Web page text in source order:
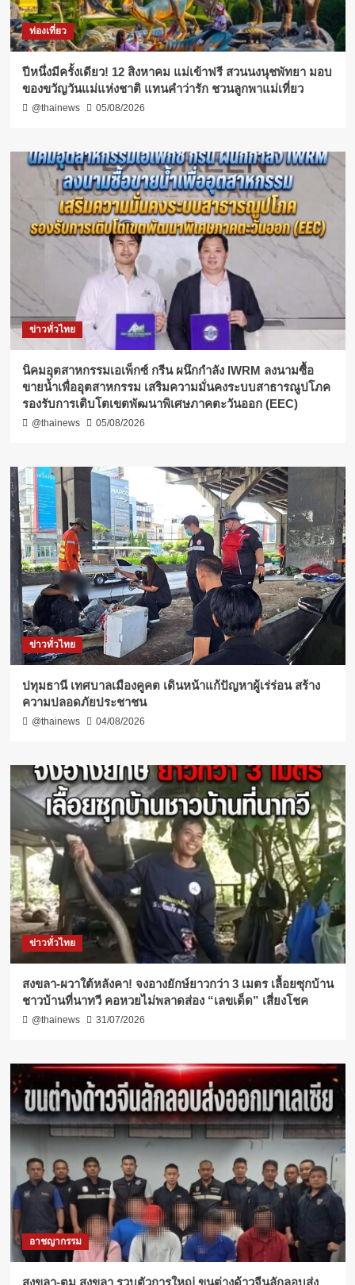
ท่องเที่ยว
ปีหนึ่งมีครั้งเดียว! 12 สิงหาคม แม่เข้าฟรี สวนนงนุชพัทยา มอบ
ของขวัญวันแม่แห่งชาติ แทนคำว่ารัก ชวนลูกพาแม่เที่ยว
@thainews 05/08/2026
ข่าวทั่วไทย
​นิคมอุตสาหกรรมเอเพ็กซ์ กรีน ผนึกกำลัง IWRM ลงนามซื้อ
ขายน้ำเพื่ออุตสาหกรรม เสริมความมั่นคงระบบสาธารณูปโภค
รองรับการเติบโตเขตพัฒนาพิเศษภาคตะวันออก (EEC)
@thainews 05/08/2026
ข่าวทั่วไทย
ปทุมธานี เทศบาลเมืองคูคต เดินหน้าแก้ปัญหาผู้เร่ร่อน สร้าง
ความปลอดภัยประชาชน
@thainews 04/08/2026
ข่าวทั่วไทย
สงขลา-ผวาใต้หลังคา! จงอางยักษ์ยาวกว่า 3 เมตร เลื้อยซุกบ้าน
ชาวบ้านที่นาทวี คอหวยไม่พลาดส่อง “เลขเด็ด” เสี่ยงโชค
@thainews 31/07/2026
อาชญากรรม
สงขลา-ตม.สงขลา รวบตัวการใหญ่ ขนต่างด้าวจีนลักลอบส่ง